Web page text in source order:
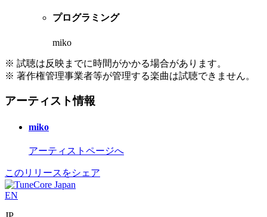
プログラミング
miko
※ 試聴は反映までに時間がかかる場合があります。
※ 著作権管理事業者等が管理する楽曲は試聴できません。
アーティスト情報
miko
アーティストページへ
このリリースをシェア
EN